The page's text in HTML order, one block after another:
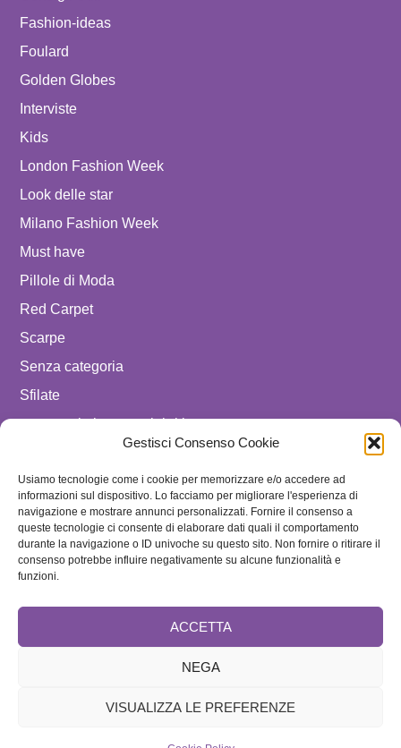
Gestisci Consenso Cookie
Usiamo tecnologie come i cookie per memorizzare e/o accedere ad
informazioni sul dispositivo. Lo facciamo per migliorare l'esperienza di
navigazione e mostrare annunci personalizzati. Fornire il consenso a
queste tecnologie ci consente di elaborare dati quali il comportamento
durante la navigazione o ID univoche su questo sito. Non fornire o ritirare il
consenso potrebbe influire negativamente su alcune funzionalità e
funzioni.
ACCETTA
NEGA
VISUALIZZA LE PREFERENZE
Fashion-ideas
Foulard
Golden Globes
Interviste
Kids
London Fashion Week
Look delle star
Milano Fashion Week
Must have
Pillole di Moda
Red Carpet
Scarpe
Senza categoria
Sfilate
spostare in luxury celebrities
Uomo
SEGUICI SU
ISCRIVITI ALLA NEWSLETTER
Contattaci
Disclaimer